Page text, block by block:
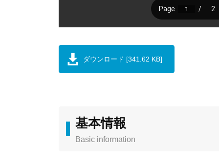
ダウンロード [341.62 KB]
基本情報
Basic information